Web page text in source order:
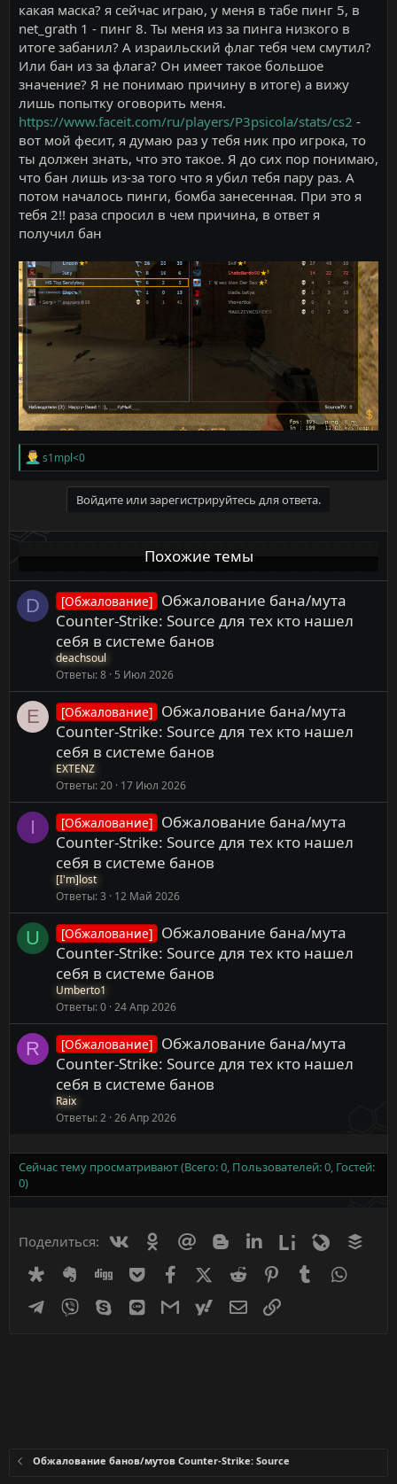
какая маска? я сейчас играю, у меня в табе пинг 5, в
net_grath 1 - пинг 8. Ты меня из за пинга низкого в
итоге забанил? А израильский флаг тебя чем смутил?
Или бан из за флага? Он имеет такое большое
значение? Я не понимаю причину в итоге) а вижу
лишь попытку оговорить меня.
https://www.faceit.com/ru/players/P3psicola/stats/cs2 -
вот мой фесит, я думаю раз у тебя ник про игрока, то
ты должен знать, что это такое. Я до сих пор понимаю,
что бан лишь из-за того что я убил тебя пару раз. А
потом началось пинги, бомба занесенная. При это я
тебя 2!! раза спросил в чем причина, в ответ я
получил бан
Р
е
s1mpl<0
Войдите или зарегистрируйтесь для ответа.
Похожие темы
D [Обжалование] Обжалование бана/мута
Counter-Strike: Source для тех кто нашел
себя в системе банов
deachsoul
Ответы 8 5 Июл 2026
E [Обжалование] Обжалование бана/мута
Counter-Strike: Source для тех кто нашел
себя в системе банов
EXTENZ
Ответы 20 17 Июл 2026
I [Обжалование] Обжалование бана/мута
Counter-Strike: Source для тех кто нашел
себя в системе банов
[I'm]lost
Ответы 3 12 Май 2026
U [Обжалование] Обжалование бана/мута
Counter-Strike: Source для тех кто нашел
себя в системе банов
Umberto1
Ответы 0 24 Апр 2026
R [Обжалование] Обжалование бана/мута
Counter-Strike: Source для тех кто нашел
себя в системе банов
Raix
Ответы 2 26 Апр 2026
Сейчас тему просматривают (Всего: 0, Пользователей: 0, Гостей:
0)
Поделиться: ВконтактеОдноклассники
Mail.ru BloggerLinkedinLiveinternet
Livejournal
DiasporaEvernoteDigg GetpocketFacebookX (Twitter)
Reddit PinterestTumblr
Telegram
Viber Skype Line GmailyahoomailЭлектронная почта
Обжалование банов/мутов Counter-Strike: Source